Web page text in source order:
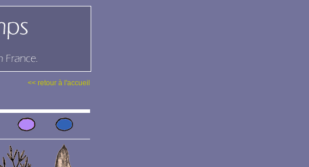
<< retour à l'accueil